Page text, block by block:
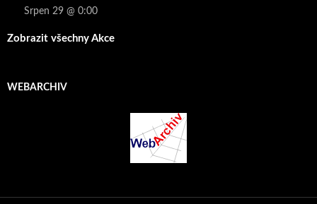
Srpen 29 @ 0:00
Zobrazit všechny Akce
WEBARCHIV